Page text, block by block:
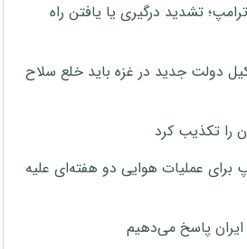
تشدید درگیری یا یافتن راه
دولت جدید در غزه باید خلع سلاح
را تکذیب کرد
برای عملیات هوایی دو هفته‌ای علیه
پاسخ می‌دهیم